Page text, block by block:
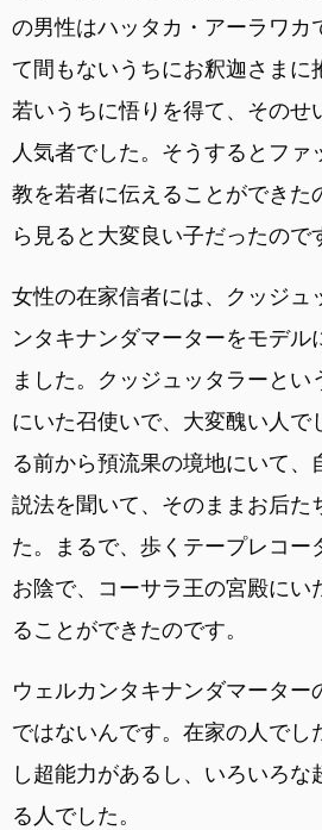
の男性はハッタカ・アーラワカ
て間もないうちにお釈迦さまに
若いうちに悟りを得て、そのせ
人気者でした。そうするとファ
教を若者に伝えることができた
ら見ると大変良い子だったので
女性の在家信者には、クッジュ
ンタキナンダマーターをモデル
ました。クッジュッタラーとい
にいた召使いで、大変醜い人で
る前から預流果の境地にいて、
説法を聞いて、そのままお后た
た。まるで、歩くテープレコー
お陰で、コーサラ王の宮殿にい
ることができたのです。
ウェルカンタキナンダマーター
ではないんです。在家の人でし
し超能力があるし、いろいろな
る人でした。